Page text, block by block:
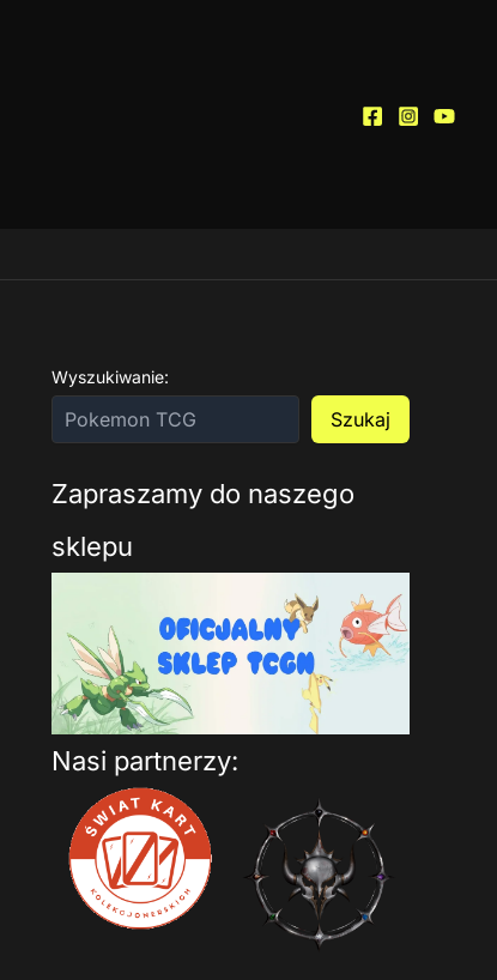
Wyszukiwanie:
Szukaj
Zapraszamy do naszego
sklepu
Nasi partnerzy: